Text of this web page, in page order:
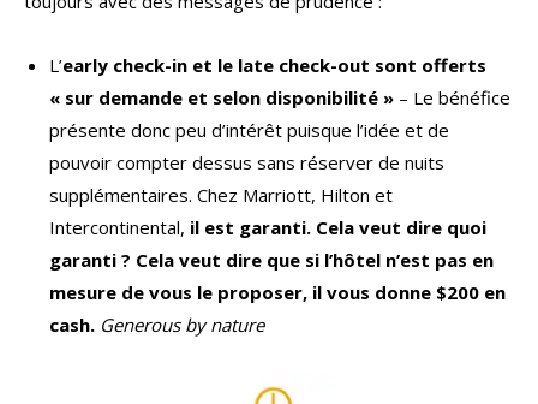
L’early check-in et le late check-out sont offerts
« sur demande et selon disponibilité » – Le bénéfice
présente donc peu d’intérêt puisque l’idée et de
pouvoir compter dessus sans réserver de nuits
supplémentaires. Chez Marriott, Hilton et
Intercontinental, il est garanti. Cela veut dire quoi
garanti ? Cela veut dire que si l’hôtel n’est pas en
mesure de vous le proposer, il vous donne $200 en
cash. Generous by nature